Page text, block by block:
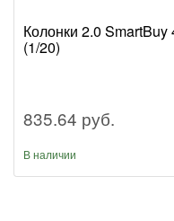
Колонки 2.0
(1/20)
835.64 руб.
В наличии